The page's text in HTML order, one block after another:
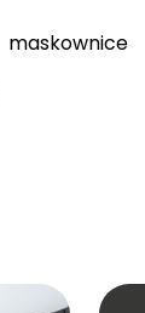
maskownice